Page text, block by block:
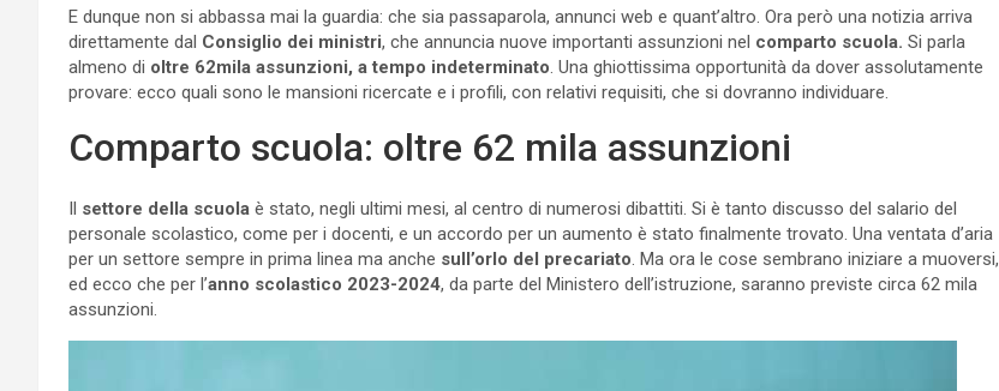
E dunque non si abbassa mai la guardia: che sia passaparola, annunci web e quant’altro. Ora però una notizia arriva
direttamente dal Consiglio dei ministri, che annuncia nuove importanti assunzioni nel comparto scuola. Si parla
almeno di oltre 62mila assunzioni, a tempo indeterminato. Una ghiottissima opportunità da dover assolutamente
provare: ecco quali sono le mansioni ricercate e i profili, con relativi requisiti, che si dovranno individuare.
Comparto scuola: oltre 62 mila assunzioni
settore della scuola è stato, negli ultimi mesi, al centro di numerosi dibattiti. Si è tanto discusso del salario del
personale scolastico, come per i docenti, e un accordo per un aumento è stato finalmente trovato. Una ventata d’aria
per un settore sempre in prima linea ma anche sull’orlo del precariato. Ma ora le cose sembrano iniziare a muoversi,
ed ecco che per l’anno scolastico 2023-2024, da parte del Ministero dell’istruzione, saranno previste circa 62 mila
assunzioni.